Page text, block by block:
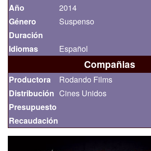
Año
2014
Género
Suspenso
Duración
Idiomas
Español
Compañias
Productora
Rodando Films
Distribución Cines Unidos
Presupuesto
Recaudación